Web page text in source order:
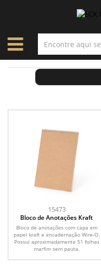
15473
Bloco de Anotações Kraft
Bloco de anotações com capa em
papel kraft e encadernação Wire-O.
Possui aproximadamente 51 folhas
marfim sem pauta.